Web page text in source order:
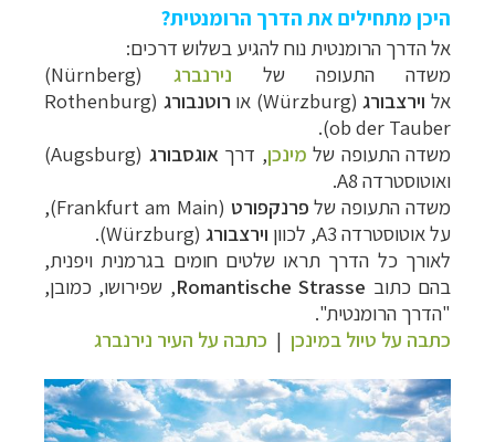
היכן מתחילים את הדרך הרומנטית?
אל הדרך הרומנטית נוח להגיע בשלוש דרכים:
משדה התעופה של נירנברג
(Nürnberg)
אל וירצבורג(
Würzburg
) או רוטנבורג (
Rothenburg
ob der Tauber
).
משדה התעופה של מינכן, דרך אוגסבורג (
Augsburg
)
ואוטוסטרדה A8.
משדה התעופה של פרנקפורט (
Frankfurt am Main
),
על אוטוסטרדה 3 A, לכוון וירצבורג (
Würzburg
).
לאורך כל הדרך תראו שלטים חומים בגרמנית ויפנית,
בהם כתוב Romantische Strasse, שפירושו, כמובן,
"הדרך הרומנטית".
כתבה על טיול במינכן | כתבה על העיר נירנברג